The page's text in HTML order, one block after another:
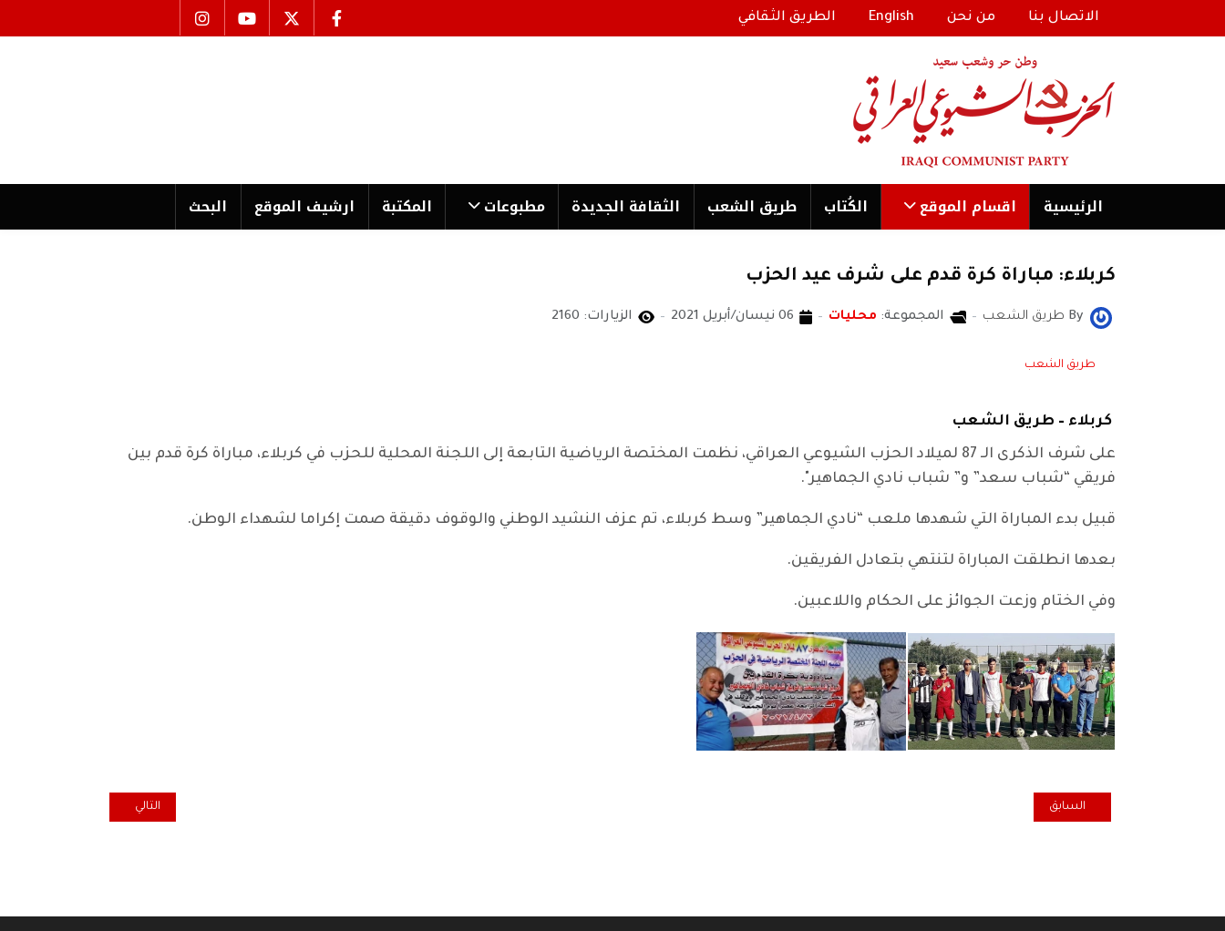
الاتصال بنا من نحن English الطريق الثقافي
الرئیسية اقسام الموقع الكُتاب طریق الشعب الثقافة الجدیدة مطبوعات المكتبة ارشیف الموقع البحث
كربلاء: مباراة كرة قدم على شرف عيد الحزب
By طريق الشعب المجموعة: محليات 06 نيسان/أبريل 2021 الزيارات: 2160
طريق الشعب
كربلاء – طريق الشعب
على شرف الذكرى الـ 87 لميلاد الحزب الشيوعي العراقي، نظمت المختصة الرياضية التابعة إلى اللجنة المحلية للحزب في كربلاء، مباراة كرة قدم بين
فريقي “شباب سعد” و” شباب نادي الجماهير".
قبيل بدء المباراة التي شهدها ملعب “نادي الجماهير” وسط كربلاء، تم عزف النشيد الوطني والوقوف دقيقة صمت إكراما لشهداء الوطن.
بعدها انطلقت المباراة لتنتهي بتعادل الفريقين.
وفي الختام وزعت الجوائز على الحكام واللاعبين.
المقال السابق: البصرة: حفل مهيب في ذكرى ميلاد الحزب
السابق المقال التالي: على ضفاف الفرات..
التالي